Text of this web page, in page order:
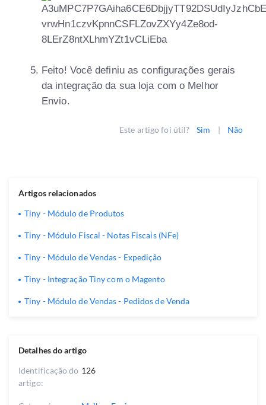
Feito! Você definiu as configurações gerais
da integração da sua loja com o Melhor
Envio.
Este artigo foi útil? Sim | Não
Detalhes do artigo
Identificação do
artigo:
126
Artigos relacionados
Tiny - Módulo de Produtos
Tiny - Módulo Fiscal - Notas Fiscais (NFe)
Tiny - Módulo de Vendas - Expedição
Tiny - Integração Tiny com o Magento
Tiny - Módulo de Vendas - Pedidos de Venda